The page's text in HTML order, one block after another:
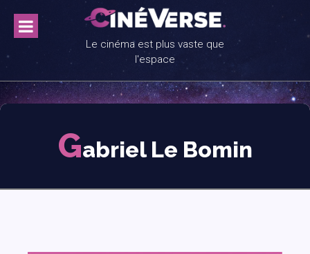
content
Le cinéma est plus vaste que
l'espace
Gabriel Le Bomin